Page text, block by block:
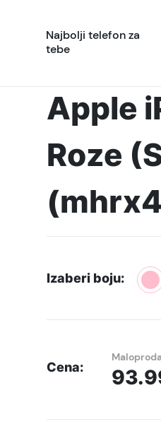
Najbolji telefon za
tebe
Apple
Roze
Izaberi boju:
Cena: